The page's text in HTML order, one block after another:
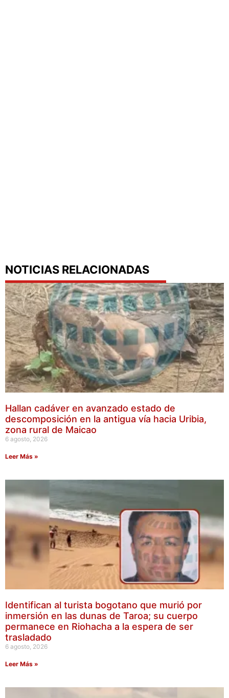
NOTICIAS RELACIONADAS
Hallan cadáver en avanzado estado de
descomposición en la antigua vía hacia Uribia,
zona rural de Maicao
6 agosto, 2026
Leer Más »
Identifican al turista bogotano que murió por
inmersión en las dunas de Taroa; su cuerpo
permanece en Riohacha a la espera de ser
trasladado
6 agosto, 2026
Leer Más »